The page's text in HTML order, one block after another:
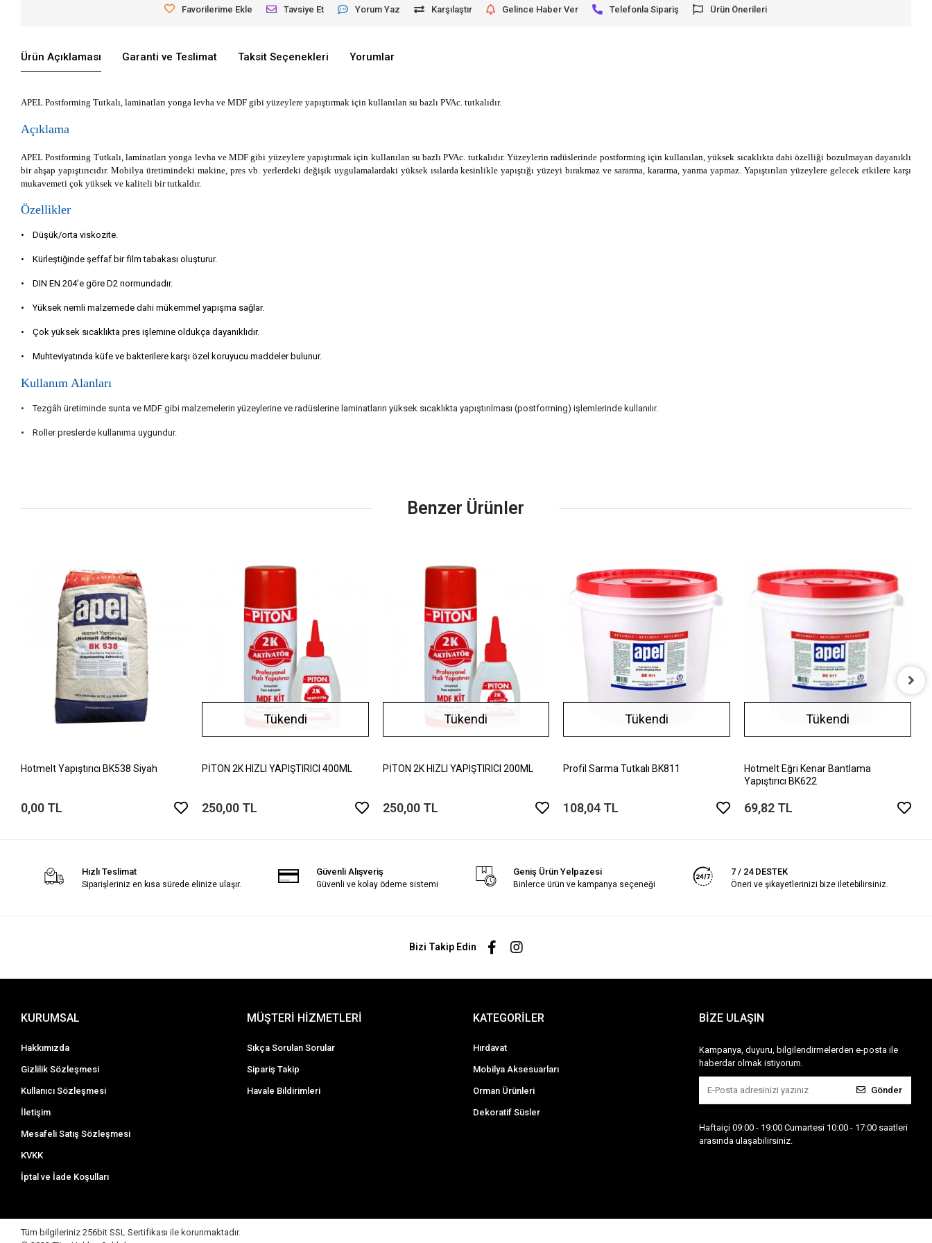
Favorilerime Ekle Tavsiye Et Yorum Yaz Karşılaştır Gelince Haber Ver Telefonla Sipariş Ürün Önerileri
Ürün Açıklaması Garanti ve Teslimat Taksit Seçenekleri Yorumlar
APEL Postforming Tutkalı, laminatları yonga levha ve MDF gibi yüzeylere yapıştırmak için kullanılan su bazlı PVAc. tutkalıdır.
Açıklama
APEL Postforming Tutkalı, laminatları yonga levha ve MDF gibi yüzeylere yapıştırmak için kullanılan su bazlı PVAc. tutkalıdır. Yüzeylerin radüslerinde postforming için kullanılan, yüksek sıcaklıkta dahi özelliği bozulmayan dayanıklı
bir ahşap yapıştırıcıdır. Mobilya üretimindeki makine, pres vb. yerlerdeki değişik uygulamalardaki yüksek ısılarda kesinlikle yapıştığı yüzeyi bırakmaz ve sararma, kararma, yanma yapmaz. Yapıştırılan yüzeylere gelecek etkilere karşı
mukavemeti çok yüksek ve kaliteli bir tutkaldır.
Özellikler
• Düşük/orta viskozite.
• Kürleştiğinde şeffaf bir film tabakası oluşturur.
• DIN EN 204’e göre D2 normundadır.
• Yüksek nemli malzemede dahi mükemmel yapışma sağlar.
• Çok yüksek sıcaklıkta pres işlemine oldukça dayanıklıdır.
• Muhteviyatında küfe ve bakterilere karşı özel koruyucu maddeler bulunur.
Kullanım Alanları
• Tezgâh üretiminde sunta ve MDF gibi malzemelerin yüzeylerine ve radüslerine laminatların yüksek sıcaklıkta yapıştırılması (postforming) işlemlerinde kullanılır.
• Roller preslerde kullanıma uygundur.
Benzer Ürünler
Hotmelt Yapıştırıcı BK538 Siyah
0,00 TL
Tükendi
PİTON 2K HIZLI YAPIŞTIRICI 400ML
250,00 TL
Tükendi
PİTON 2K HIZLI YAPIŞTIRICI 200ML
250,00 TL
Tükendi
Profil Sarma Tutkalı BK811
108,04 TL
Tükendi
Hotmelt Eğri Kenar Bantlama
Yapıştırıcı BK622
69,82 TL
Hızlı Teslimat
Siparişleriniz en kısa sürede elinize ulaşır.
Güvenli Alışveriş
Güvenli ve kolay ödeme sistemi
Geniş Ürün Yelpazesi
Binlerce ürün ve kampanya seçeneği
7 / 24 DESTEK
Öneri ve şikayetlerinizi bize iletebilirsiniz.
Bizi Takip Edin
KURUMSAL
Hakkımızda
Gizlilik Sözleşmesi
Kullanıcı Sözleşmesi
İletişim
Mesafeli Satış Sözleşmesi
KVKK
İptal ve İade Koşulları
MÜŞTERİ HİZMETLERİ
Sıkça Sorulan Sorular
Sipariş Takip
Havale Bildirimleri
KATEGORİLER
Hırdavat
Mobilya Aksesuarları
Orman Ürünleri
Dekoratif Süsler
BİZE ULAŞIN
Kampanya, duyuru, bilgilendirmelerden e-posta ile
haberdar olmak istiyorum.
Gönder
Haftaiçi 09:00 - 19:00 Cumartesi 10:00 - 17:00 saatleri
arasında ulaşabilirsiniz.
Tüm bilgileriniz 256bit SSL Sertifikası ile korunmaktadır.